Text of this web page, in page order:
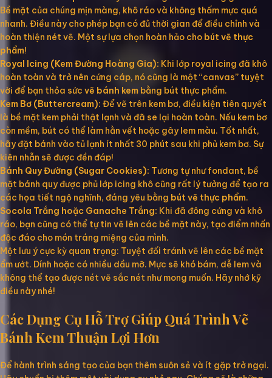
Bề mặt của chúng mịn màng, khô ráo và không thấm mực quá
nhanh. Điều này cho phép bạn có đủ thời gian để điều chỉnh và
hoàn thiện nét vẽ. Một sự lựa chọn hoàn hảo cho bút vẽ thực
phẩm!
Royal Icing (Kem Đường Hoàng Gia): Khi lớp royal icing đã khô
hoàn toàn và trở nên cứng cáp, nó cũng là một “canvas” tuyệt
vời để bạn thỏa sức vẽ bánh kem bằng bút thực phẩm.
Kem Bơ (Buttercream): Để vẽ trên kem bơ, điều kiện tiên quyết
là bề mặt kem phải thật lạnh và đã se lại hoàn toàn. Nếu kem bơ
còn mềm, bút có thể làm hằn vết hoặc gây lem màu. Tốt nhất,
hãy đặt bánh vào tủ lạnh ít nhất 30 phút sau khi phủ kem bơ. Sự
kiên nhẫn sẽ được đền đáp!
Bánh Quy Đường (Sugar Cookies): Tương tự như fondant, bề
mặt bánh quy được phủ lớp icing khô cũng rất lý tưởng để tạo ra
các họa tiết ngộ nghĩnh, đáng yêu bằng bút vẽ thực phẩm.
Socola Trắng hoặc Ganache Trắng: Khi đã đông cứng và khô
ráo, bạn cũng có thể tự tin vẽ lên các bề mặt này, tạo điểm nhấn
độc đáo cho món tráng miệng của mình.
Một lưu ý cực kỳ quan trọng: Tuyệt đối tránh vẽ lên các bề mặt
ẩm ướt. Dính hoặc có nhiều dầu mỡ. Mực sẽ khó bám, dễ lem và
không thể tạo được nét vẽ sắc nét như mong muốn. Hãy nhớ kỹ
điều này nhé!
Các Dụng Cụ Hỗ Trợ Giúp Quá Trình Vẽ
Bánh Kem Thuận Lợi Hơn
Để hành trình sáng tạo của bạn thêm suôn sẻ và ít gặp trở ngại.